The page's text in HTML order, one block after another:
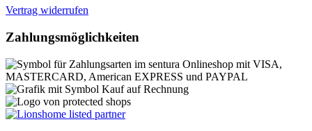
Vertrag widerrufen
Zahlungsmöglichkeiten